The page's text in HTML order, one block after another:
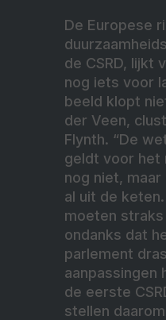
De Europese
de CSRD, lijkt
nog iets voor
beeld klopt
der Veen,
Flynth. “De
geldt voor het
nog niet,
al uit de
moeten
ondanks dat
parlement
aanpassingen
de eerste
stellen